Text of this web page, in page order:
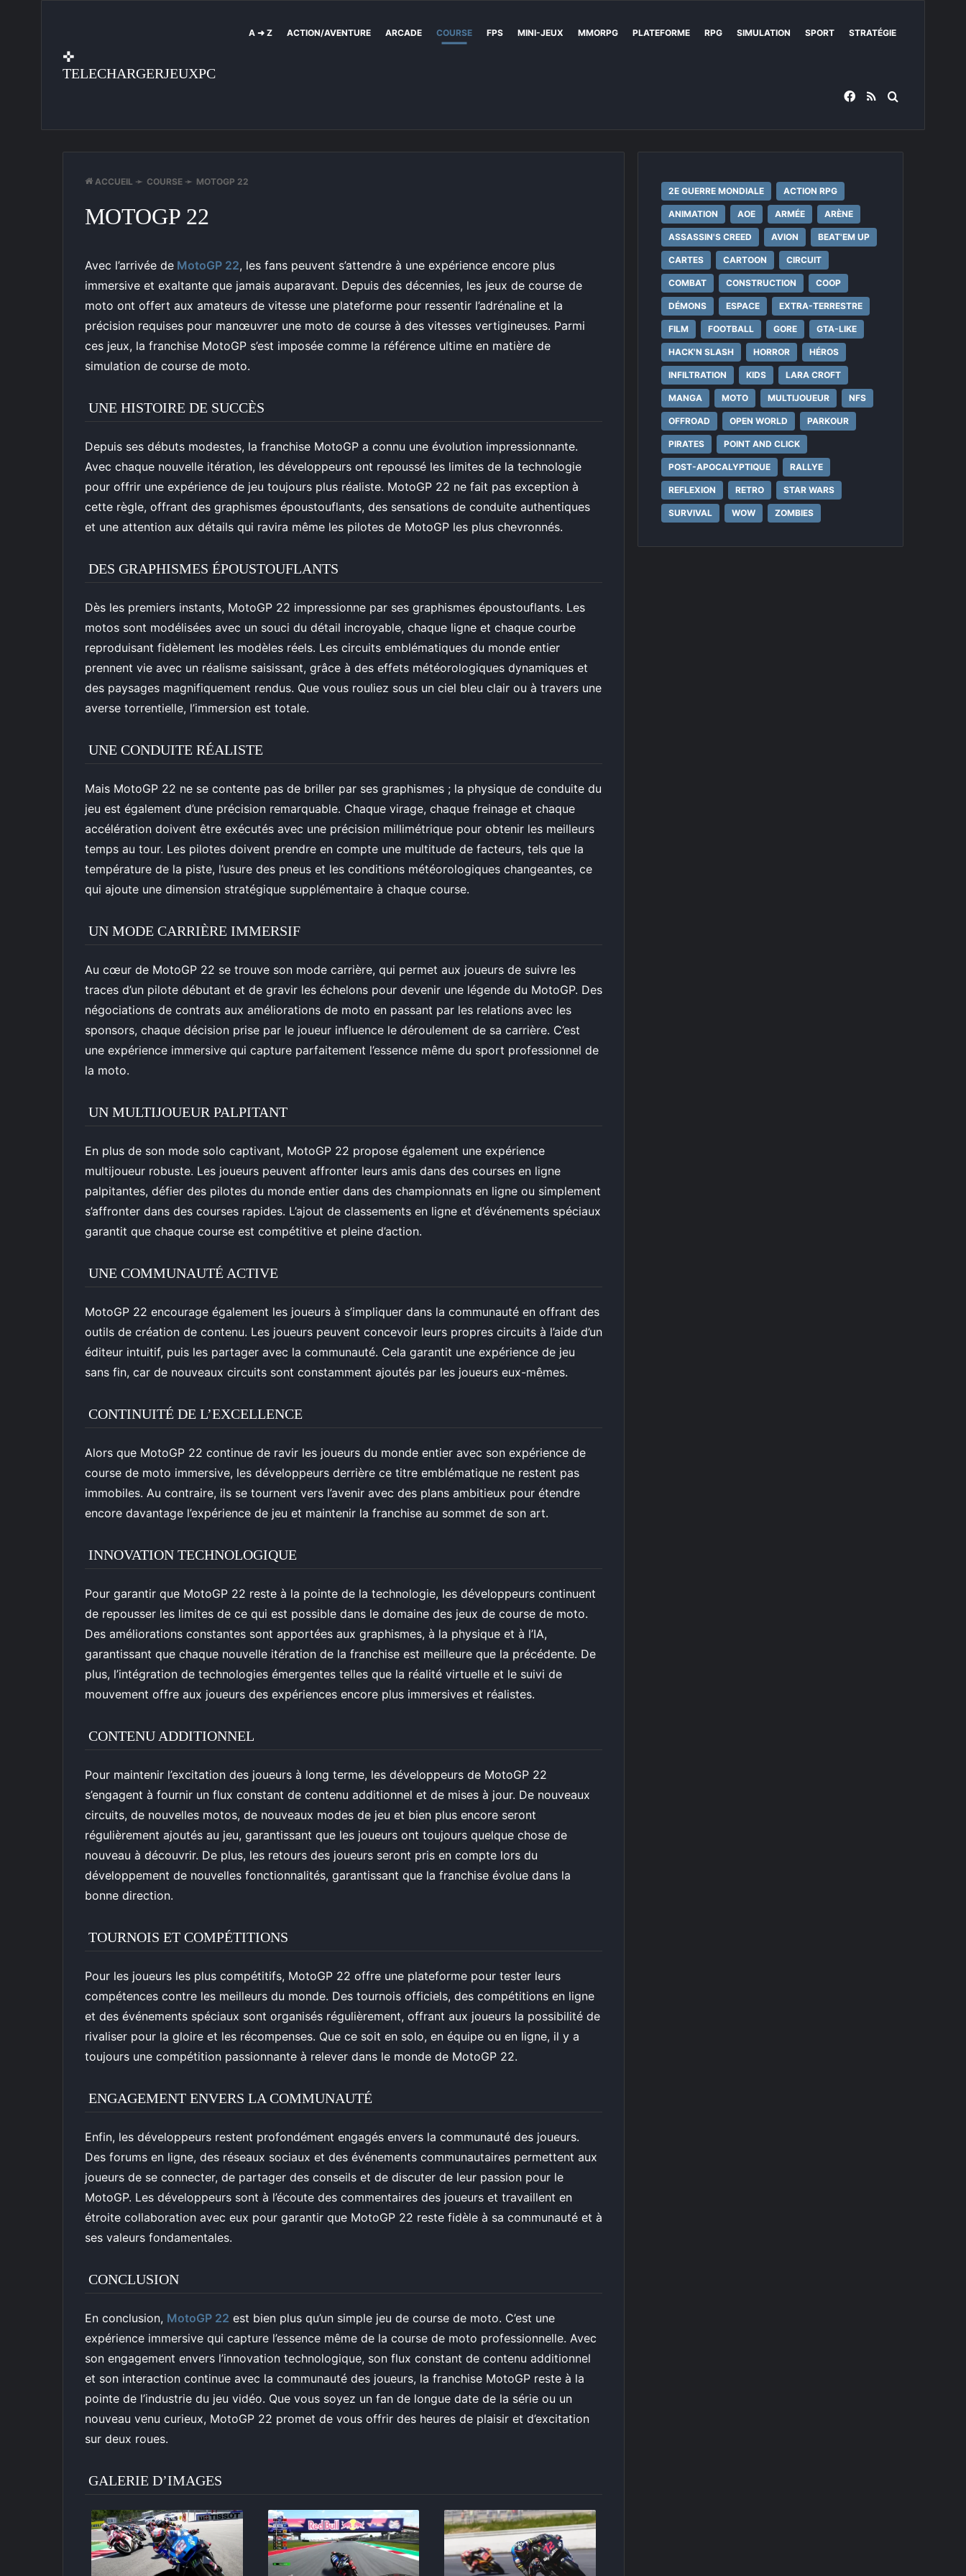
✜
TELECHARGERJEUXPC
A ➜ Z ACTION/AVENTURE ARCADE COURSE FPS MINI-JEUX MMORPG PLATEFORME RPG SIMULATION SPORT STRATÉGIE
Facebook
RSS
ACCUEIL ➛ COURSE ➛ MOTOGP 22
MOTOGP 22
Avec l’arrivée de MotoGP 22, les fans peuvent s’attendre à une expérience encore plus
immersive et exaltante que jamais auparavant. Depuis des décennies, les jeux de course de
moto ont offert aux amateurs de vitesse une plateforme pour ressentir l’adrénaline et la
précision requises pour manœuvrer une moto de course à des vitesses vertigineuses. Parmi
ces jeux, la franchise MotoGP s’est imposée comme la référence ultime en matière de
simulation de course de moto.
UNE HISTOIRE DE SUCCÈS
Depuis ses débuts modestes, la franchise MotoGP a connu une évolution impressionnante.
Avec chaque nouvelle itération, les développeurs ont repoussé les limites de la technologie
pour offrir une expérience de jeu toujours plus réaliste. MotoGP 22 ne fait pas exception à
cette règle, offrant des graphismes époustouflants, des sensations de conduite authentiques
et une attention aux détails qui ravira même les pilotes de MotoGP les plus chevronnés.
DES GRAPHISMES ÉPOUSTOUFLANTS
Dès les premiers instants, MotoGP 22 impressionne par ses graphismes époustouflants. Les
motos sont modélisées avec un souci du détail incroyable, chaque ligne et chaque courbe
reproduisant fidèlement les modèles réels. Les circuits emblématiques du monde entier
prennent vie avec un réalisme saisissant, grâce à des effets météorologiques dynamiques et
des paysages magnifiquement rendus. Que vous rouliez sous un ciel bleu clair ou à travers une
averse torrentielle, l’immersion est totale.
UNE CONDUITE RÉALISTE
Mais MotoGP 22 ne se contente pas de briller par ses graphismes ; la physique de conduite du
jeu est également d’une précision remarquable. Chaque virage, chaque freinage et chaque
accélération doivent être exécutés avec une précision millimétrique pour obtenir les meilleurs
temps au tour. Les pilotes doivent prendre en compte une multitude de facteurs, tels que la
température de la piste, l’usure des pneus et les conditions météorologiques changeantes, ce
qui ajoute une dimension stratégique supplémentaire à chaque course.
UN MODE CARRIÈRE IMMERSIF
Au cœur de MotoGP 22 se trouve son mode carrière, qui permet aux joueurs de suivre les
traces d’un pilote débutant et de gravir les échelons pour devenir une légende du MotoGP. Des
négociations de contrats aux améliorations de moto en passant par les relations avec les
sponsors, chaque décision prise par le joueur influence le déroulement de sa carrière. C’est
une expérience immersive qui capture parfaitement l’essence même du sport professionnel de
la moto.
UN MULTIJOUEUR PALPITANT
En plus de son mode solo captivant, MotoGP 22 propose également une expérience
multijoueur robuste. Les joueurs peuvent affronter leurs amis dans des courses en ligne
palpitantes, défier des pilotes du monde entier dans des championnats en ligne ou simplement
s’affronter dans des courses rapides. L’ajout de classements en ligne et d’événements spéciaux
garantit que chaque course est compétitive et pleine d’action.
UNE COMMUNAUTÉ ACTIVE
MotoGP 22 encourage également les joueurs à s’impliquer dans la communauté en offrant des
outils de création de contenu. Les joueurs peuvent concevoir leurs propres circuits à l’aide d’un
éditeur intuitif, puis les partager avec la communauté. Cela garantit une expérience de jeu
sans fin, car de nouveaux circuits sont constamment ajoutés par les joueurs eux-mêmes.
CONTINUITÉ DE L’EXCELLENCE
Alors que MotoGP 22 continue de ravir les joueurs du monde entier avec son expérience de
course de moto immersive, les développeurs derrière ce titre emblématique ne restent pas
immobiles. Au contraire, ils se tournent vers l’avenir avec des plans ambitieux pour étendre
encore davantage l’expérience de jeu et maintenir la franchise au sommet de son art.
INNOVATION TECHNOLOGIQUE
Pour garantir que MotoGP 22 reste à la pointe de la technologie, les développeurs continuent
de repousser les limites de ce qui est possible dans le domaine des jeux de course de moto.
Des améliorations constantes sont apportées aux graphismes, à la physique et à l’IA,
garantissant que chaque nouvelle itération de la franchise est meilleure que la précédente. De
plus, l’intégration de technologies émergentes telles que la réalité virtuelle et le suivi de
mouvement offre aux joueurs des expériences encore plus immersives et réalistes.
CONTENU ADDITIONNEL
Pour maintenir l’excitation des joueurs à long terme, les développeurs de MotoGP 22
s’engagent à fournir un flux constant de contenu additionnel et de mises à jour. De nouveaux
circuits, de nouvelles motos, de nouveaux modes de jeu et bien plus encore seront
régulièrement ajoutés au jeu, garantissant que les joueurs ont toujours quelque chose de
nouveau à découvrir. De plus, les retours des joueurs seront pris en compte lors du
développement de nouvelles fonctionnalités, garantissant que la franchise évolue dans la
bonne direction.
TOURNOIS ET COMPÉTITIONS
Pour les joueurs les plus compétitifs, MotoGP 22 offre une plateforme pour tester leurs
compétences contre les meilleurs du monde. Des tournois officiels, des compétitions en ligne
et des événements spéciaux sont organisés régulièrement, offrant aux joueurs la possibilité de
rivaliser pour la gloire et les récompenses. Que ce soit en solo, en équipe ou en ligne, il y a
toujours une compétition passionnante à relever dans le monde de MotoGP 22.
ENGAGEMENT ENVERS LA COMMUNAUTÉ
Enfin, les développeurs restent profondément engagés envers la communauté des joueurs.
Des forums en ligne, des réseaux sociaux et des événements communautaires permettent aux
joueurs de se connecter, de partager des conseils et de discuter de leur passion pour le
MotoGP. Les développeurs sont à l’écoute des commentaires des joueurs et travaillent en
étroite collaboration avec eux pour garantir que MotoGP 22 reste fidèle à sa communauté et à
ses valeurs fondamentales.
CONCLUSION
En conclusion, MotoGP 22 est bien plus qu’un simple jeu de course de moto. C’est une
expérience immersive qui capture l’essence même de la course de moto professionnelle. Avec
son engagement envers l’innovation technologique, son flux constant de contenu additionnel
et son interaction continue avec la communauté des joueurs, la franchise MotoGP reste à la
pointe de l’industrie du jeu vidéo. Que vous soyez un fan de longue date de la série ou un
nouveau venu curieux, MotoGP 22 promet de vous offrir des heures de plaisir et d’excitation
sur deux roues.
GALERIE D’IMAGES
2E GUERRE MONDIALE ACTION RPG
ANIMATION AOE ARMÉE ARÈNE
ASSASSIN'S CREED AVION BEAT'EM UP
CARTES CARTOON CIRCUIT
COMBAT CONSTRUCTION COOP
DÉMONS ESPACE EXTRA-TERRESTRE
FILM FOOTBALL GORE GTA-LIKE
HACK'N SLASH HORROR HÉROS
INFILTRATION KIDS LARA CROFT
MANGA MOTO MULTIJOUEUR NFS
OFFROAD OPEN WORLD PARKOUR
PIRATES POINT AND CLICK
POST-APOCALYPTIQUE RALLYE
REFLEXION RETRO STAR WARS
SURVIVAL WOW ZOMBIES